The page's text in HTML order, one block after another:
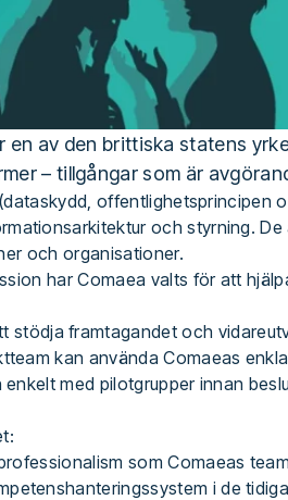
av den brittiska statens
– tillgångar som är
och styrning.
och organisationer.
har Comaea valts för att
framtagandet och
kan använda Comaeas
med pilotgrupper innan
som Comaeas
i de